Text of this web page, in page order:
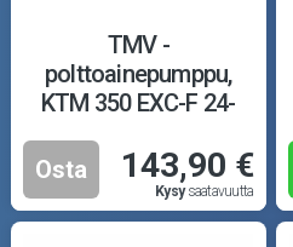
TMV -
polttoainepumppu,
KTM 350 EXC-F 24-
Osta 143,90 €
Kysysaatavuutta